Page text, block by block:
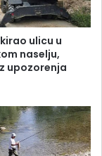
ulicu u
naselju,
upozorenja